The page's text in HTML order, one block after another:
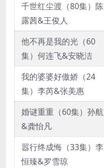
千世红尘渡（80集）陈
露茜&王俊人
他不再是我的光（60
集）何连飞&安晓洁
我的婆婆好傲娇（24
集）李芮&张美惠
婚谜重重（60集）孙航
&龚怡凡
嚣行终成悔（33集）李
恒臻&罗雪琼